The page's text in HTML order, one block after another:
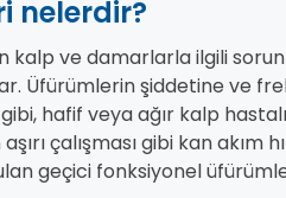
nelerdir?
kalp ve damarlarla ilgili
Üfürümlerin şiddetine ve
hafif veya ağır kalp
çalışması gibi kan akım
geçici fonksiyonel